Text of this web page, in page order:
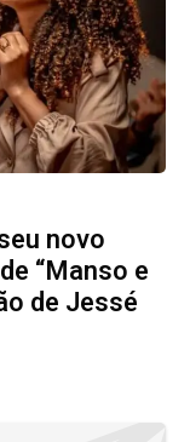
novo
“Manso e
de Jessé